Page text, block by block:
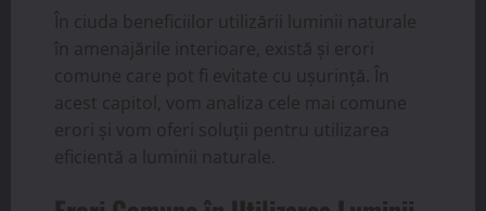
În ciuda beneficiilor utilizării luminii naturale
în amenajările interioare, există și erori
comune care pot fi evitate cu ușurință. În
acest capitol, vom analiza cele mai comune
erori și vom oferi soluții pentru utilizarea
eficientă a luminii naturale.